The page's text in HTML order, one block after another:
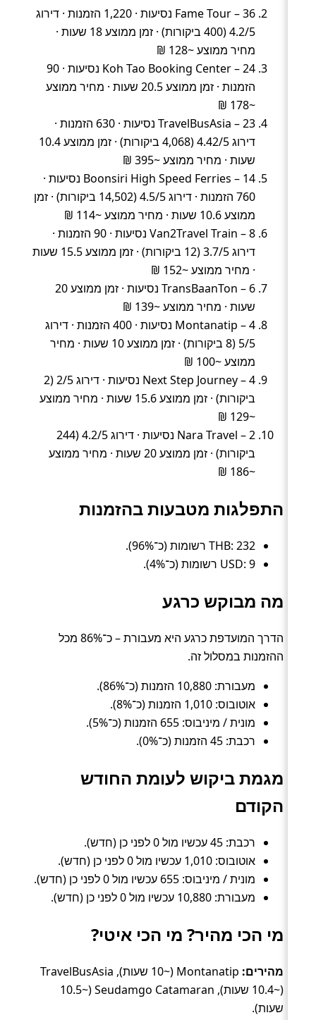
Fame Tour – 36 נסיעות · 1,220 הזמנות · דירוג
4.2/5 (400 ביקורות) · זמן ממוצע 18 שעות ·
מחיר ממוצע ~128 ₪
Koh Tao Booking Center – 24 נסיעות · 90
הזמנות · זמן ממוצע 20.5 שעות · מחיר ממוצע
~178 ₪
TravelBusAsia – 23 נסיעות · 630 הזמנות ·
דירוג 4.42/5 (4,068 ביקורות) · זמן ממוצע 10.4
שעות · מחיר ממוצע ~395 ₪
Boonsiri High Speed Ferries – 14 נסיעות ·
760 הזמנות · דירוג 4.5/5 (14,502 ביקורות) · זמן
ממוצע 10.6 שעות · מחיר ממוצע ~114 ₪
Van2Travel Train – 8 נסיעות · 90 הזמנות ·
דירוג 3.7/5 (12 ביקורות) · זמן ממוצע 15.5 שעות
· מחיר ממוצע ~152 ₪
TransBaanTon – 6 נסיעות · זמן ממוצע 20
שעות · מחיר ממוצע ~139 ₪
Montanatip – 4 נסיעות · 400 הזמנות · דירוג
5/5 (8 ביקורות) · זמן ממוצע 10 שעות · מחיר
ממוצע ~100 ₪
Next Step Journey – 4 נסיעות · דירוג 2/5 (2
ביקורות) · זמן ממוצע 15.6 שעות · מחיר ממוצע
~129 ₪
Nara Travel – 2 נסיעות · דירוג 4.2/5 (244
ביקורות) · זמן ממוצע 20 שעות · מחיר ממוצע
~186 ₪
התפלגות מטבעות בהזמנות
THB: 232 רשומות (כ־96%).
USD: 9 רשומות (כ־4%).
מה מבוקש כרגע
הדרך המועדפת כרגע היא מעבורת – כ־86% מכל
ההזמנות במסלול זה.
מעבורת: 10,880 הזמנות (כ־86%).
אוטובוס: 1,010 הזמנות (כ־8%).
מונית / מיניבוס: 655 הזמנות (כ־5%).
רכבת: 45 הזמנות (כ־0%).
מגמת ביקוש לעומת החודש
הקודם
רכבת: 45 עכשיו מול 0 לפני כן (חדש).
אוטובוס: 1,010 עכשיו מול 0 לפני כן (חדש).
מונית / מיניבוס: 655 עכשיו מול 0 לפני כן (חדש).
מעבורת: 10,880 עכשיו מול 0 לפני כן (חדש).
מי הכי מהיר? מי הכי איטי?
מהירים:
Montanatip (~10 שעות), TravelBusAsia
(~10.4 שעות), Seudamgo Catamaran (~10.5
שעות).